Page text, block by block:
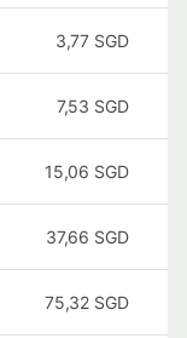
3,77 SGD
7,53 SGD
15,06 SGD
37,66 SGD
75,32 SGD